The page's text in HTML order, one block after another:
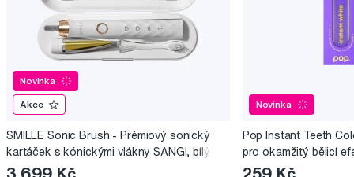
Novinka
Akce
SMILLE Sonic Brush - Prémiový sonický
kartáček s kónickými vlákny SANGI, bílý
3 699 Kč
Novinka
Pop Instant Teeth
pro okamžitý bělicí
259 Kč